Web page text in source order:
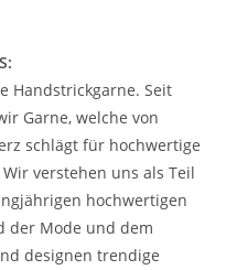
Handstrickgarne. Seit
Garne, welche von
schlägt für hochwertige
verstehen uns als Teil
hochwertigen
der Mode und dem
designen trendige